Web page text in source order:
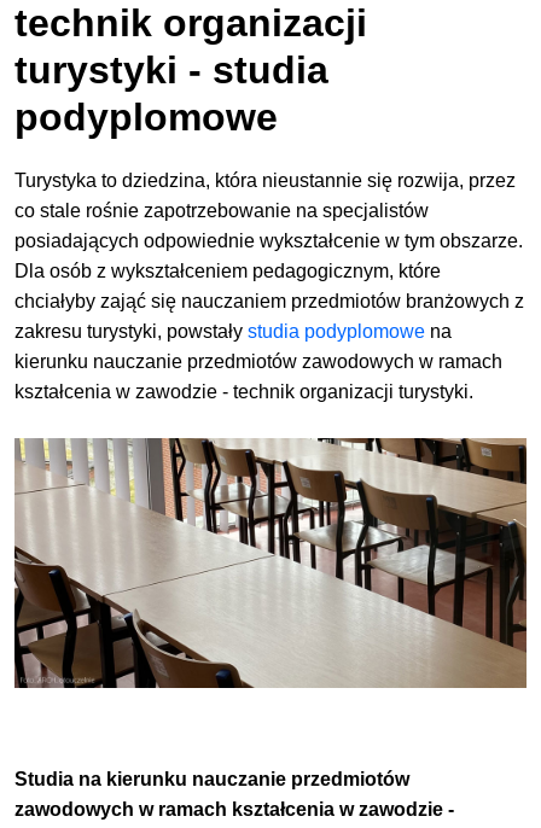
technik organizacji
turystyki - studia
podyplomowe
Turystyka to dziedzina, która nieustannie się rozwija, przez
co stale rośnie zapotrzebowanie na specjalistów
posiadających odpowiednie wykształcenie w tym obszarze.
Dla osób z wykształceniem pedagogicznym, które
chciałyby zająć się nauczaniem przedmiotów branżowych z
zakresu turystyki, powstałystudia podyplomowe na
kierunku nauczanie przedmiotów zawodowych w ramach
kształcenia w zawodzie - technik organizacji turystyki.
Studia na kierunku nauczanie przedmiotów
zawodowych w ramach kształcenia w zawodzie -